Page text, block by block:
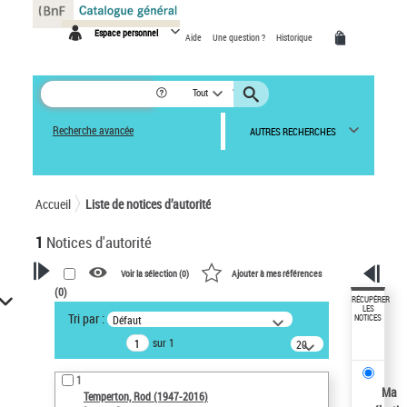
Espace personnel Aide Une question ? Historique
Tout
Recherche avancée AUTRES RECHERCHES
Accueil Liste de notices d’autorité
1 Notices d'autorité
VOTRE RECHERCHE
Recherche avancée dans les
notices d’autorité
Œuvres liées à l'auteur :
Temperton, Rod (1947-2016)
Voir la sélection (0) Ajouter à mes références
(0)
Tri par : Défaut
sur 1
20
résultats/page
1
Temperton, Rod (1947-2016)
RÉCUPÉRER
LES
NOTICES
Ma
Panneau de gestion des cookies